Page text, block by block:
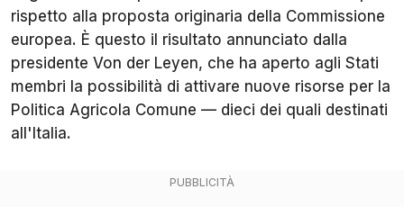
rispetto alla proposta originaria della Commissione
europea. È questo il risultato annunciato dalla
presidente Von der Leyen, che ha aperto agli Stati
membri la possibilità di attivare nuove risorse per la
Politica Agricola Comune — dieci dei quali destinati
all'Italia.